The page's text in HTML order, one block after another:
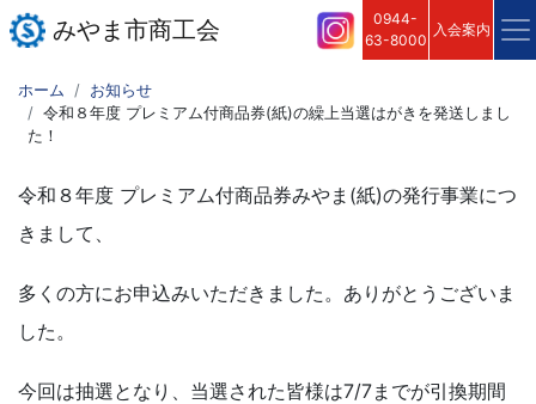
みやま市商工会
0944-
63-8000
入会案内
ホーム
お知らせ
令和８年度 プレミアム付商品券(紙)の繰上当選はがきを発送しまし
た！
令和８年度 プレミアム付商品券みやま(紙)の発行事業につ
きまして、
多くの方にお申込みいただきました。ありがとうございま
した。
今回は抽選となり、当選された皆様は7/7までが引換期間